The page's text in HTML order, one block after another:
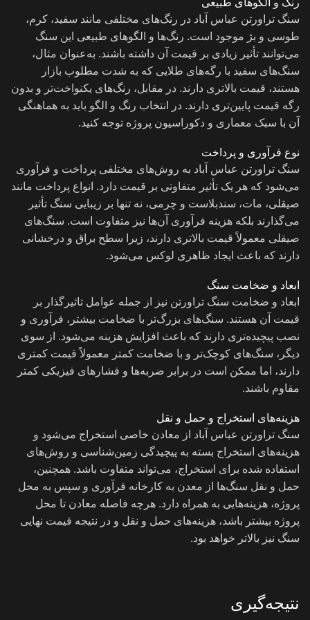
سنگ تراورتن عباس آباد در رنگ‌های مختلفی مانند سفید، کرم،
طوسی و بژ موجود است. رنگ‌ها و الگوهای طبیعی این سنگ
می‌توانند تأثیر زیادی بر قیمت آن داشته باشند. به‌عنوان مثال،
سنگ‌های سفید با رگه‌های طلایی که به شدت مطلوب بازار
هستند، قیمت بالاتری دارند. در مقابل، رنگ‌های یکنواخت‌تر و بدون
رگه قیمت پایین‌تری دارند. در انتخاب رنگ و الگو باید به هماهنگی
آن با سبک معماری و دکوراسیون پروژه توجه کنید.
نوع فرآوری و پرداخت
سنگ تراورتن عباس آباد به روش‌های مختلفی پرداخت و فرآوری
می‌شود که هر یک تأثیر متفاوتی بر قیمت دارد. انواع پرداخت مانند
صیقلی، مات، سندبلاست و چرمی، نه تنها بر زیبایی سنگ تأثیر
می‌گذارند بلکه هزینه فرآوری آن‌ها نیز متفاوت است. سنگ‌های
صیقلی معمولاً قیمت بالاتری دارند، زیرا سطح براق و درخشانی
دارند که باعث ایجاد ظاهری لوکس می‌شود.
ابعاد و ضخامت سنگ
ابعاد و ضخامت سنگ تراورتن نیز از جمله عوامل تاثیرگذار بر
قیمت آن هستند. سنگ‌های بزرگ‌تر با ضخامت بیشتر، فرآوری و
نصب پیچیده‌تری دارند که باعث افزایش هزینه می‌شود. از سوی
دیگر، سنگ‌های کوچک‌تر و با ضخامت کمتر معمولاً قیمت کمتری
دارند، اما ممکن است در برابر ضربه‌ها و فشارهای فیزیکی کمتر
مقاوم باشند.
هزینه‌های استخراج و حمل و نقل
سنگ تراورتن عباس آباد از معادن خاصی استخراج می‌شود و
هزینه‌های استخراج بسته به پیچیدگی زمین‌شناسی و روش‌های
استفاده شده برای استخراج، می‌تواند متفاوت باشد. همچنین،
حمل و نقل سنگ‌ها از معدن به کارخانه فرآوری و سپس به محل
پروژه، هزینه‌هایی به همراه دارد. هرچه فاصله معادن تا محل
پروژه بیشتر باشد، هزینه‌های حمل و نقل و در نتیجه قیمت نهایی
سنگ نیز بالاتر خواهد بود.
نتیجه‌گیری